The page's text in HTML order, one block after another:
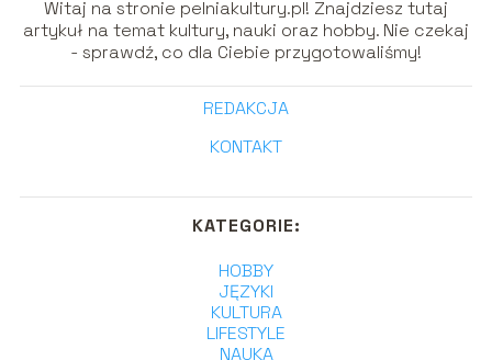
Witaj na stronie pelniakultury.pl! Znajdziesz tutaj
artykuł na temat kultury, nauki oraz hobby. Nie czekaj
- sprawdź, co dla Ciebie przygotowaliśmy!
REDAKCJA
KONTAKT
KATEGORIE:
HOBBY
JĘZYKI
KULTURA
LIFESTYLE
NAUKA